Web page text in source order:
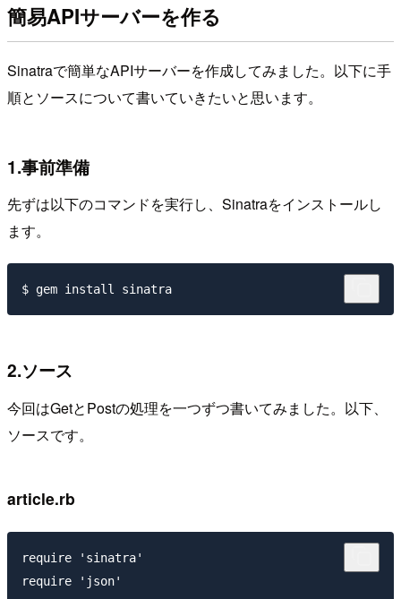
簡易APIサーバーを作る
Sinatraで簡単なAPIサーバーを作成してみました。以下に手
順とソースについて書いていきたいと思います。
1.事前準備
先ずは以下のコマンドを実行し、Sinatraをインストールし
ます。
2.ソース
今回はGetとPostの処理を一つずつ書いてみました。以下、
ソースです。
article.rb
require 'sinatra'
require 'json'